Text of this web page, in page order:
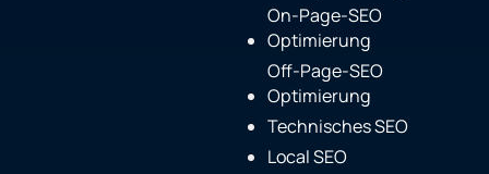
On-Page-SEO
Optimierung
Off-Page-SEO
Optimierung
Technisches SEO
Local SEO